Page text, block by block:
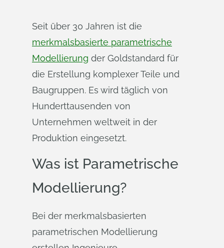
Seit über 30 Jahren ist die
merkmalsbasierte parametrische
Modellierung der Goldstandard für
die Erstellung komplexer Teile und
Baugruppen. Es wird täglich von
Hunderttausenden von
Unternehmen weltweit in der
Produktion eingesetzt.
Was ist Parametrische
Modellierung?
Bei der merkmalsbasierten
parametrischen Modellierung